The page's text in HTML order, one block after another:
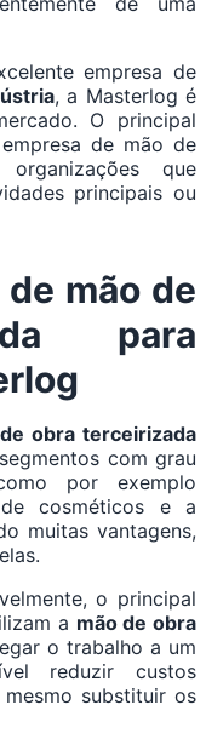
empresa de
, a Masterlog é
O principal
de mão de
que
principais ou
de mão de
para
obra terceirizada
com grau
por exemplo
cosméticos e a
muitas vantagens,
o principal
a mão de obra
o trabalho a um
reduzir custos
substituir os